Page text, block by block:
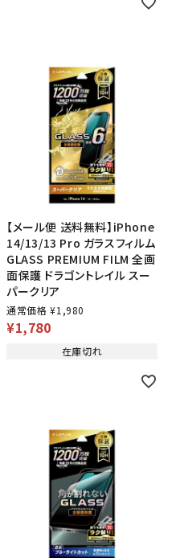
【メール便 送料無料】iPhone
14/13/13 Pro ガラスフィルム
GLASS PREMIUM FILM 全画
面保護 ドラゴントレイル スー
パークリア
通常価格 ¥1,980
¥1,780
在庫切れ